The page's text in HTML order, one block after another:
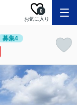
お気に入り
0
募集4